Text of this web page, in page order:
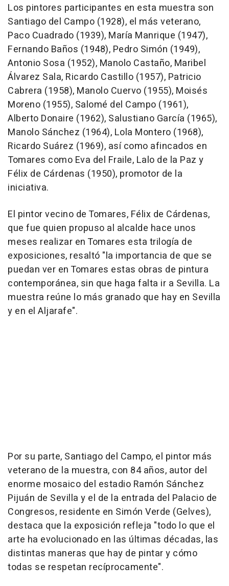
Los pintores participantes en esta muestra son
Santiago del Campo (1928), el más veterano,
Paco Cuadrado (1939), María Manrique (1947),
Fernando Baños (1948), Pedro Simón (1949),
Antonio Sosa (1952), Manolo Castaño, Maribel
Álvarez Sala, Ricardo Castillo (1957), Patricio
Cabrera (1958), Manolo Cuervo (1955), Moisés
Moreno (1955), Salomé del Campo (1961),
Alberto Donaire (1962), Salustiano García (1965),
Manolo Sánchez (1964), Lola Montero (1968),
Ricardo Suárez (1969), así como afincados en
Tomares como Eva del Fraile, Lalo de la Paz y
Félix de Cárdenas (1950), promotor de la
iniciativa.
El pintor vecino de Tomares, Félix de Cárdenas,
que fue quien propuso al alcalde hace unos
meses realizar en Tomares esta trilogía de
exposiciones, resaltó "la importancia de que se
puedan ver en Tomares estas obras de pintura
contemporánea, sin que haga falta ir a Sevilla. La
muestra reúne lo más granado que hay en Sevilla
y en el Aljarafe".
Por su parte, Santiago del Campo, el pintor más
veterano de la muestra, con 84 años, autor del
enorme mosaico del estadio Ramón Sánchez
Pijuán de Sevilla y el de la entrada del Palacio de
Congresos, residente en Simón Verde (Gelves),
destaca que la exposición refleja "todo lo que el
arte ha evolucionado en las últimas décadas, las
distintas maneras que hay de pintar y cómo
todas se respetan recíprocamente".